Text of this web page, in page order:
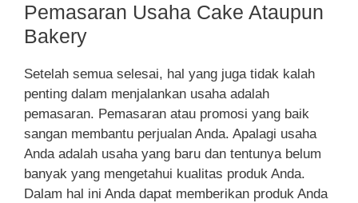
Pemasaran Usaha Cake Ataupun
Bakery
Setelah semua selesai, hal yang juga tidak kalah
penting dalam menjalankan usaha adalah
pemasaran. Pemasaran atau promosi yang baik
sangan membantu perjualan Anda. Apalagi usaha
Anda adalah usaha yang baru dan tentunya belum
banyak yang mengetahui kualitas produk Anda.
Dalam hal ini Anda dapat memberikan produk Anda